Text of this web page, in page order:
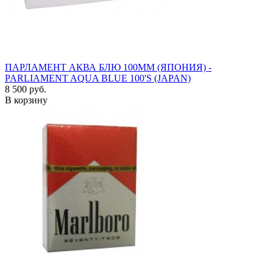
ПАРЛАМЕНТ АКВА БЛЮ 100ММ (ЯПОНИЯ) -
PARLIAMENT AQUA BLUE 100'S (JAPAN)
8 500 руб.
В корзину